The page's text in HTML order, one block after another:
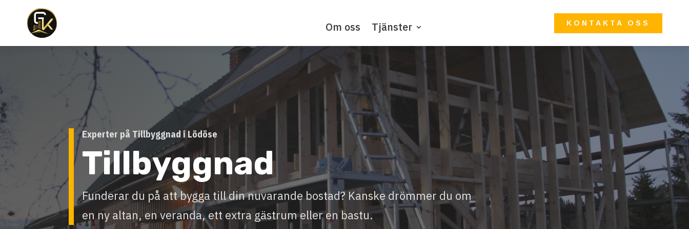
Om oss Tjänster KONTAKTA OSS
Experter på Tillbyggnad i Lödöse
Tillbyggnad
Funderar du på att bygga till din nuvarande bostad? Kanske drömmer du om
en ny altan, en veranda, ett extra gästrum eller en bastu.